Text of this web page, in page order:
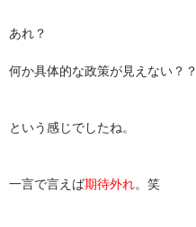
あれ？
何か具体的な政策が見えない？？
という感じでしたね。
一言で言えば期待外れ。笑